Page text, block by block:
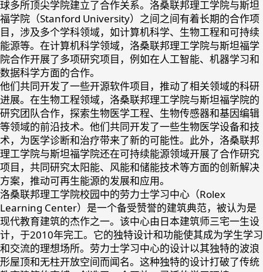
球多所顶尖学院建立了合作关系。洛桑联邦理工学院与斯坦
福学院（Stanford University）之间之间有着长期的合作项
目，涉及多个学科领域，如计算机科学、生物工程和可持续
能源等。在计算机科学领域，洛桑联邦理工学院与斯坦福学
院合作开展了多项研究项目，例如在人工智能、机器学习和
数据科学方面的合作。
他们共同开发了一些开源软件项目，推动了相关领域的科研
进展。在生物工程领域，洛桑联邦理工学院与斯坦福学院的
研究团队合作，探索生物医学工程、生物传感器和基因编辑
等领域的前沿技术。他们共同开发了一些生物医学设备和技
术，为医学诊断和治疗带来了新的可能性。此外，洛桑联邦
理工学院与斯坦福学院还在可持续能源领域开展了合作研究
项目，共同研究太阳能、风能和储能技术等方面的创新解决
方案，推动可再生能源的发展和应用。
洛桑联邦理工学院校园中的劳力士学习中心（Rolex
Learning Center）是一个备受赞誉的建筑典范，被认为是
现代教育建筑的杰作之一。该中心由日本建筑师三宅一生设
计，于2010年完工。它的独特设计和功能使其成为学生学习
和交流的理想场所。劳力士学习中心的设计以其独特的波浪
形屋顶和无柱开放空间而闻名。这种独特的设计打破了传统